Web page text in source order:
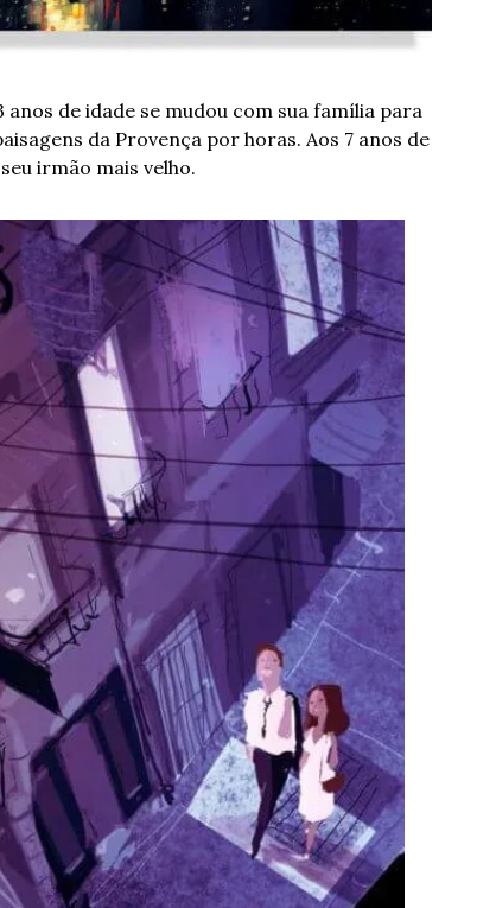
anos de idade se mudou com sua família para
da Provença por horas. Aos 7 anos de
irmão mais velho.